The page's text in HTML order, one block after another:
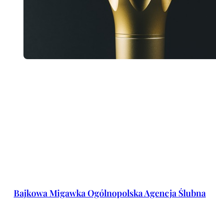
Bajkowa Migawka Ogólnopolska Agencja Ślubna